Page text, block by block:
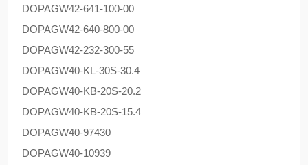
DOPAGW42-641-100-00
DOPAGW42-640-800-00
DOPAGW42-232-300-55
DOPAGW40-KL-30S-30.4
DOPAGW40-KB-20S-20.2
DOPAGW40-KB-20S-15.4
DOPAGW40-97430
DOPAGW40-10939